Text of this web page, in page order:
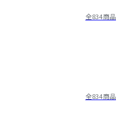
全834商品
全834商品